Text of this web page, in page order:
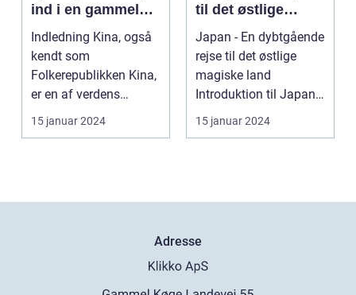
ind i en gammel
kultur
Indledning Kina, også
kendt som
Folkerepublikken Kina,
er en af verdens
ældste og mest
befolkede na...
15 januar 2024
til det østlige
magiske land
Japan - En dybtgående
rejse til det østlige
magiske land
Introduktion til Japan
Japan, et land be...
15 januar 2024
Adresse